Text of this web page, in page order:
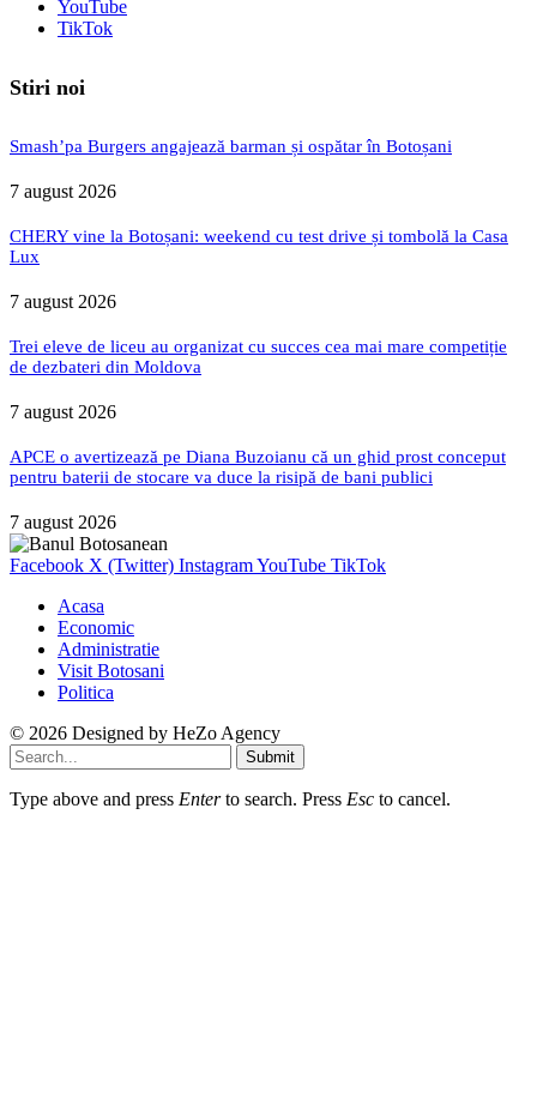
YouTube
TikTok
Stiri noi
Smash’pa Burgers angajează barman și ospătar în Botoșani
7 august 2026
CHERY vine la Botoșani: weekend cu test drive și tombolă la Casa
Lux
7 august 2026
Trei eleve de liceu au organizat cu succes cea mai mare competiție
de dezbateri din Moldova
7 august 2026
APCE o avertizează pe Diana Buzoianu că un ghid prost conceput
pentru baterii de stocare va duce la risipă de bani publici
7 august 2026
Facebook X (Twitter) InstagramYouTube TikTok
Acasa
Economic
Administratie
Visit Botosani
Politica
© 2026 Designed by HeZo Agency
Submit
Type above and press Enterto search. Press Esc to cancel.